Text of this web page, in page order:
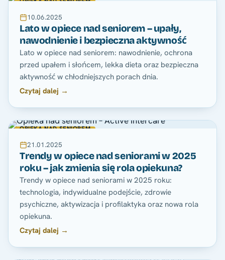
10.06.2025
Lato w opiece nad seniorem – upały,
nawodnienie i bezpieczna aktywność
Lato w opiece nad seniorem: nawodnienie, ochrona
przed upałem i słońcem, lekka dieta oraz bezpieczna
aktywność w chłodniejszych porach dnia.
Czytaj dalej →
OPIEKA NAD SENIOREM
21.01.2025
Trendy w opiece nad seniorami w 2025
roku – jak zmienia się rola opiekuna?
Trendy w opiece nad seniorami w 2025 roku:
technologia, indywidualne podejście, zdrowie
psychiczne, aktywizacja i profilaktyka oraz nowa rola
opiekuna.
Czytaj dalej →